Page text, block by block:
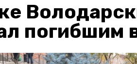
погибшим